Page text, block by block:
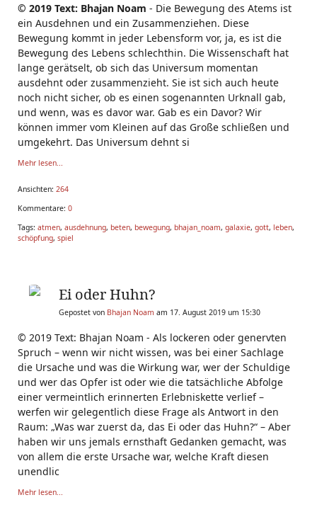
© 2019 Text: Bhajan Noam - Die Bewegung des Atems ist
ein Ausdehnen und ein Zusammenziehen. Diese
Bewegung kommt in jeder Lebensform vor, ja, es ist die
Bewegung des Lebens schlechthin. Die Wissenschaft hat
lange gerätselt, ob sich das Universum momentan
ausdehnt oder zusammenzieht. Sie ist sich auch heute
noch nicht sicher, ob es einen sogenannten Urknall gab,
und wenn, was es davor war. Gab es ein Davor? Wir
können immer vom Kleinen auf das Große schließen und
umgekehrt. Das Universum dehnt si
Mehr lesen...
Ansichten: 264
Kommentare: 0
Tags: atmen, ausdehnung, beten, bewegung, bhajan_noam, galaxie, gott, leben,
schöpfung, spiel
Ei oder Huhn?
Gepostet von Bhajan Noam am 17. August 2019 um 15:30
© 2019 Text: Bhajan Noam - Als lockeren oder genervten
Spruch – wenn wir nicht wissen, was bei einer Sachlage
die Ursache und was die Wirkung war, wer der Schuldige
und wer das Opfer ist oder wie die tatsächliche Abfolge
einer vermeintlich erinnerten Erlebniskette verlief –
werfen wir gelegentlich diese Frage als Antwort in den
Raum: „Was war zuerst da, das Ei oder das Huhn?“ – Aber
haben wir uns jemals ernsthaft Gedanken gemacht, was
von allem die erste Ursache war, welche Kraft diesen
unendlic
Mehr lesen...